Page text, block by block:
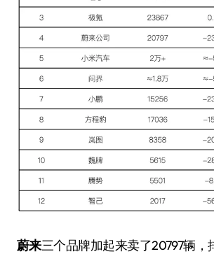
蔚来三个品牌加起来卖了20797辆，